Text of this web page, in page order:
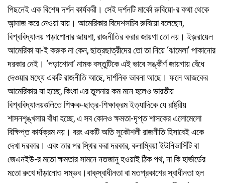
পিছনেই এক বিশেষ দর্শন কার্যকরী। সেই দর্শনটি মার্কো রুবিয়ো-র কথা থেকে
আন্দাজ করে নেওয়া যায়। আমেরিকার বিদেশসচিব রুবিয়ো বলেছেন,
বিশ্ববিদ্যালয় পড়াশোনার জায়গা, রাজনীতির করার জায়গা তো নয়। ইজ়রায়েল
আমেরিকা যা-ই করুক না কেন, ছাত্রছাত্রীদের তো তা নিয়ে ‘ঝামেলা’ পাকানোর
দরকার নেই। ‘পড়াশোনা’ নামক বস্তুটিকে এই ভাবে সঙ্কীর্ণ জায়গায় বেঁধে
দেওয়ার মধ্যে একটি রাজনীতি আছে, দার্শনিক ভাবনা আছে। ফলে আজকের
আমেরিকায় যা হচ্ছে, কিংবা এর তুলনায় কম মনে হলেও ভারতীয়
বিশ্ববিদ্যালয়গুলিতে শিক্ষক-ছাত্র-শিক্ষাক্রম ইত্যাদিকে যে রাষ্ট্রীয়
শাসনশৃঙ্খলায় বাঁধা হচ্ছে, এ সব কোনও ক্ষমতা-দৃপ্ত শাসকের এলোমেলো
বিক্ষিপ্ত কার্যক্রম নয়। বরং একটি অতি সুকৌশলী রাজনীতি হিসাবেই একে
দেখা দরকার। এবং তার পর স্থির করা দরকার, কলাম্বিয়া ইউনিভার্সিটি বা
জেএনইউ-র মতো ক্ষমতার সামনে নতজানু হওয়াই ঠিক পথ, না কি হার্ভার্ডের
মতো রুখে দাঁড়ানোও সম্ভব।বাক্‌স্বাধীনতা বা মতপ্রকাশের স্বাধীনতা হল